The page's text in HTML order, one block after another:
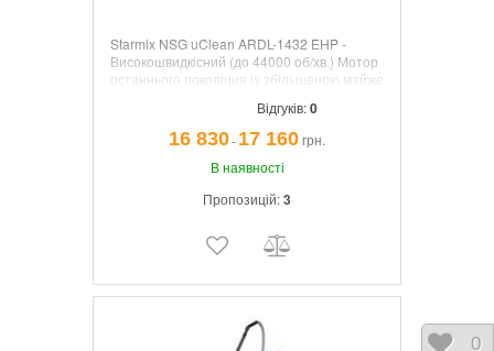
Starmix NSG uClean ARDL-1432 EHP -
Високошвидкісний (до 44000 об/хв.) Мотор
останнього покоління із збільшеною майже
потужністю 1400 В забезпечує
максимальний потік 69 л/с. і розрядження
до 259 Мбар.
Відгуків:0
16 830¯17 160грн.
В наявності
Пропозицій:3
0